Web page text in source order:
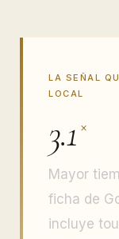
LA SEÑAL
LOCAL
3.1 ×
Mayor
ficha de
incluye